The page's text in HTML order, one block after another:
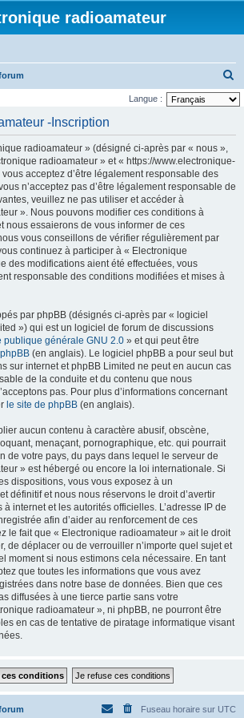
radioamateur
e
Langue :
-Inscription
radioamateur » (désigné ci-après par « nous »,
radioamateur » et « https://www.electronique-
acceptez d’être légalement responsable des
n’acceptez pas d’être légalement responsable de
veuillez ne pas utiliser et accéder à
». Nous pouvons modifier ces conditions à
nous essaierons de vous informer de ces
vous conseillons de vérifier régulièrement par
continuez à participer à « Electronique
des modifications aient été effectuées, vous
responsable des conditions modifiées et mises à
par phpBB (désignés ci-après par « logiciel
») qui est un logiciel de forum de discussions
publique générale GNU 2.0 » et qui peut être
(en anglais). Le logiciel phpBB a pour seul but
sur internet et phpBB Limited ne peut en aucun cas
de la conduite et du contenu que nous
pas. Pour plus d’informations concernant
le site de phpBB (en anglais).
aucun contenu à caractère abusif, obscène,
menaçant, pornographique, etc. qui pourrait
de votre pays, du pays dans lequel le serveur de
» est hébergé ou encore la loi internationale. Si
dispositions, vous vous exposez à un
définitif et nous nous réservons le droit d’avertir
à internet et les autorités officielles. L’adresse IP de
afin d’aider au renforcement de ces
le fait que « Electronique radioamateur » ait le droit
de déplacer ou de verrouiller n’importe quel sujet et
moment si nous estimons cela nécessaire. En tant
que toutes les informations que vous avez
dans notre base de données. Bien que ces
diffusées à une tierce partie sans votre
radioamateur », ni phpBB, ne pourront être
en cas de tentative de piratage informatique visant
Fuseau horaire sur UTC